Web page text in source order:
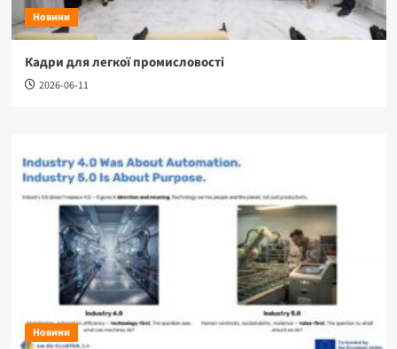
Новини
Кадри для легкої промисловості
2026-06-11
Новини